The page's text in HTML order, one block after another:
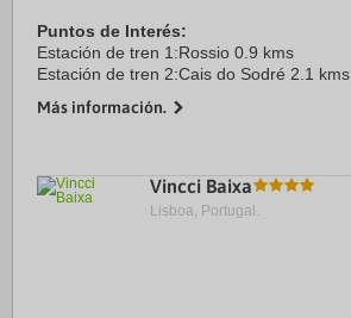
Puntos de Interés:
Estación de tren 1:Rossio 0.9 kms
Estación de tren 2:Cais do Sodré 2.1 kms
Puerto:Santa Apolonia 2.5 kms
Más información.
Vincci Baixa
Lisboa, Portugal.